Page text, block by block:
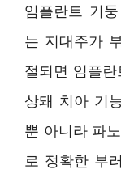
임플란트 기
는 지대주가
절되면 임플
상돼 치아 기
뿐 아니라 파
로 정확한 부